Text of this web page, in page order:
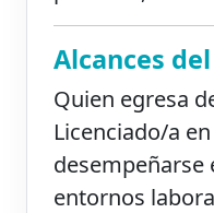
Alcances
Quien egresa
Licenciado/a
desempeñarse
entornos